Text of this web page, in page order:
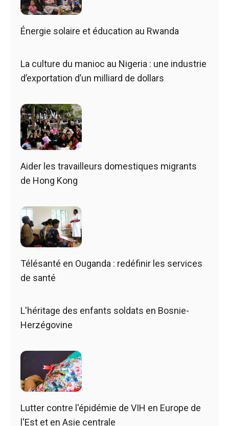
Énergie solaire et éducation au Rwanda
La culture du manioc au Nigeria : une industrie
d’exportation d’un milliard de dollars
Aider les travailleurs domestiques migrants
de Hong Kong
Télésanté en Ouganda : redéfinir les services
de santé
L'héritage des enfants soldats en Bosnie-
Herzégovine
Lutter contre l'épidémie de VIH en Europe de
l'Est et en Asie centrale